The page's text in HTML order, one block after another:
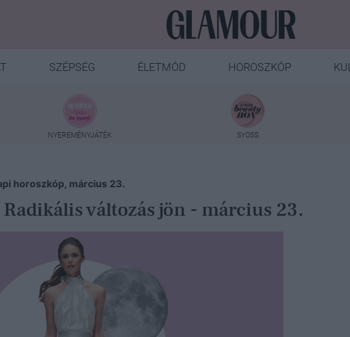
SZÉPSÉG ÉLETMÓD HOROSZKÓP
NYEREMÉNYJÁTÉK SYOSS
horoszkóp, március 23.
változás jön - március 23.